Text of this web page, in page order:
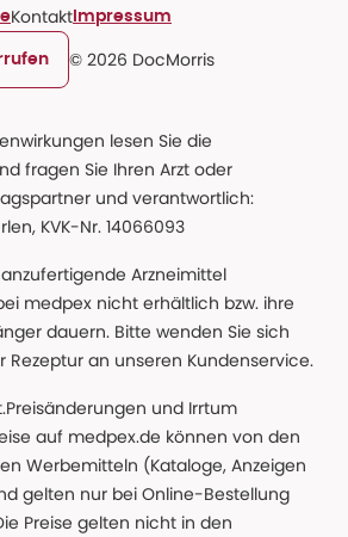
Kontakt Impressum
© 2026 DocMorris
lesen Sie die
fragen Sie Ihren Arzt oder
und verantwortlich:
KVK-Nr. 14066093
Arzneimittel
medpex nicht erhältlich bzw. ihre
dauern. Bitte wenden Sie sich
Rezeptur an unseren Kundenservice.
und Irrtum
auf medpex.de können von den
Werbemitteln (Kataloge, Anzeigen
gelten nur bei Online-Bestellung
Preise gelten nicht in den